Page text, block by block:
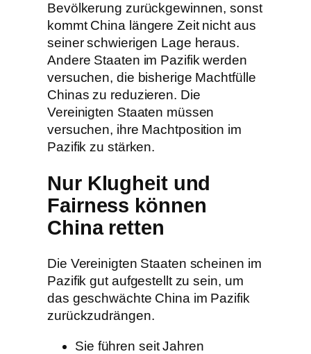
Bevölkerung zurückgewinnen, sonst
kommt China längere Zeit nicht aus
seiner schwierigen Lage heraus.
Andere Staaten im Pazifik werden
versuchen, die bisherige Machtfülle
Chinas zu reduzieren. Die
Vereinigten Staaten müssen
versuchen, ihre Machtposition im
Pazifik zu stärken.
Nur Klugheit und
Fairness können
China retten
Die Vereinigten Staaten scheinen im
Pazifik gut aufgestellt zu sein, um
das geschwächte China im Pazifik
zurückzudrängen.
Sie führen seit Jahren